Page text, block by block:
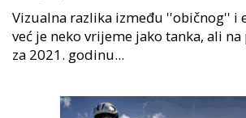
Vizualna razlika između ''običnog'' i
već je neko vrijeme jako tanka, ali
za 2021. godinu...